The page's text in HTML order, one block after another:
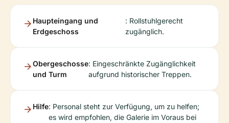
Haupteingang und
Erdgeschoss
: Rollstuhlgerecht
zugänglich.
Obergeschosse
und Turm
: Eingeschränkte Zugänglichkeit
aufgrund historischer Treppen.
Hilfe: Personal steht zur Verfügung, um zu helfen;
es wird empfohlen, die Galerie im Voraus bei